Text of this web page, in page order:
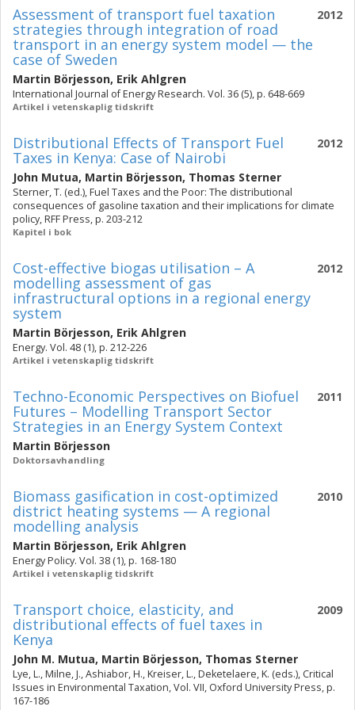
2012
Assessment of transport fuel taxation
strategies through integration of road
transport in an energy system model — the
case of Sweden
Martin Börjesson, Erik Ahlgren
International Journal of Energy Research. Vol. 36 (5), p. 648-669
Artikel i vetenskaplig tidskrift
2012
Distributional Effects of Transport Fuel
Taxes in Kenya: Case of Nairobi
John Mutua, Martin Börjesson, Thomas Sterner
Sterner, T. (ed.), Fuel Taxes and the Poor: The distributional
consequences of gasoline taxation and their implications for climate
policy, RFF Press, p. 203-212
Kapitel i bok
2012
Cost-effective biogas utilisation – A
modelling assessment of gas
infrastructural options in a regional energy
system
Martin Börjesson, Erik Ahlgren
Energy. Vol. 48 (1), p. 212-226
Artikel i vetenskaplig tidskrift
2011
Techno-Economic Perspectives on Biofuel
Futures – Modelling Transport Sector
Strategies in an Energy System Context
Martin Börjesson
Doktorsavhandling
2010
Biomass gasification in cost-optimized
district heating systems — A regional
modelling analysis
Martin Börjesson, Erik Ahlgren
Energy Policy. Vol. 38 (1), p. 168-180
Artikel i vetenskaplig tidskrift
2009
Transport choice, elasticity, and
distributional effects of fuel taxes in
Kenya
John M. Mutua, Martin Börjesson, Thomas Sterner
Lye, L., Milne, J., Ashiabor, H., Kreiser, L., Deketelaere, K. (eds.), Critical
Issues in Environmental Taxation, Vol. VII, Oxford University Press, p.
167-186